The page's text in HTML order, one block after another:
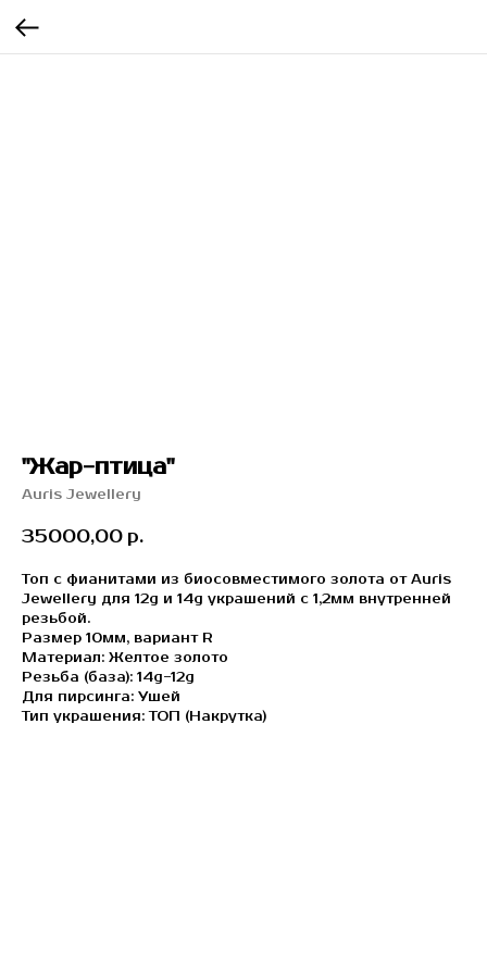
"Жар-птица"
Auris Jewellery
35000,00 р.
Топ с фианитами из биосовместимого золота от Auris
Jewellery для 12g и 14g украшений c 1,2мм внутренней
резьбой.
Размер 10мм, вариант R
Материал: Желтое золото
Резьба (база): 14g-12g
Для пирсинга: Ушей
Тип украшения: ТОП (Накрутка)